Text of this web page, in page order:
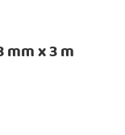
x 3 m